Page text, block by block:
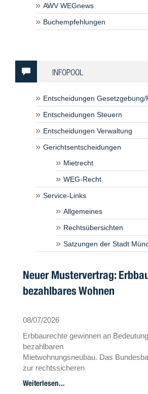
AWV WEGnews
Buchempfehlungen
INFOPOOL
Entscheidungen Gesetzgebung/
Entscheidungen Steuern
Entscheidungen Verwaltung
Gerichtsentscheidungen
Mietrecht
WEG-Recht
Service-Links
Allgemeines
Rechtsübersichten
Satzungen der Stadt
Neuer Mustervertrag:
bezahlbares Wohnen
08/07/2026
Erbbaurechte gewinnen an
bezahlbaren
Mietwohnungsneubau. Das
zur rechtssicheren
Gestaltung von
kommentierten Mustervertrag
Weiterlesen...